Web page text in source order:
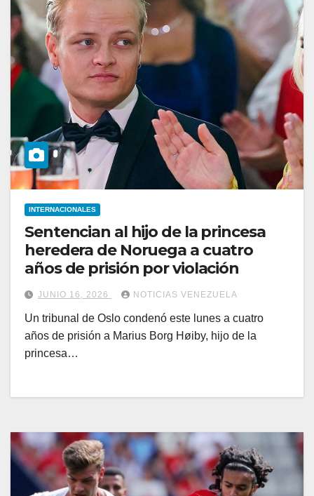
INTERNACIONALES
Sentencian al hijo de la princesa
heredera de Noruega a cuatro
años de prisión por violación
JUNIO 16, 2026 NOTICIAS VENEZUELA
Un tribunal de Oslo condenó este lunes a cuatro
años de prisión a Marius Borg Høiby, hijo de la
princesa…